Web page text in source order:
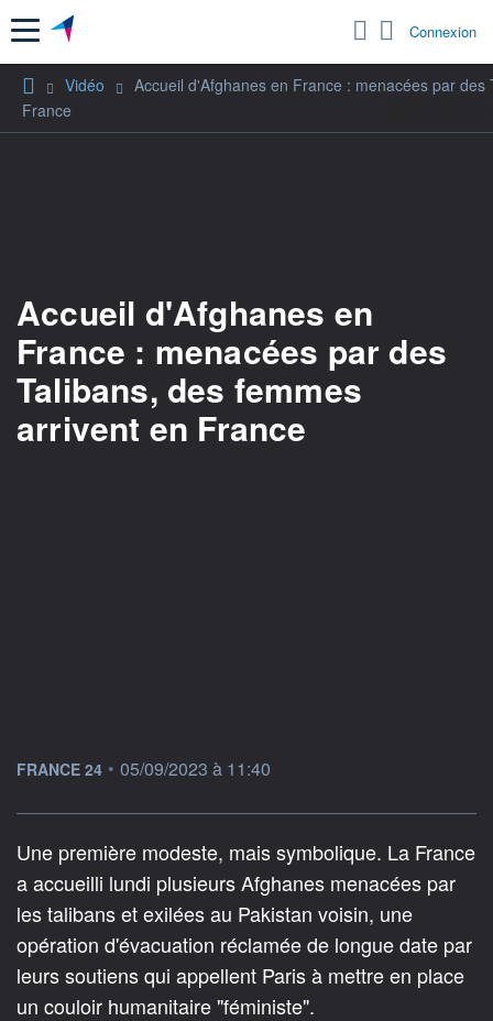
Menu Connexion
Vidéo
Accueil d'Afghanes en France : menacées par
France
Accueil d'Afghanes en
France : menacées par des
Talibans, des femmes
arrivent en France
information fournie par
FRANCE 24 • 05/09/2023 à 11:40
Une première modeste, mais symbolique. La France
a accueilli lundi plusieurs Afghanes menacées par
les talibans et exilées au Pakistan voisin, une
opération d'évacuation réclamée de longue date par
leurs soutiens qui appellent Paris à mettre en place
un couloir humanitaire "féministe".